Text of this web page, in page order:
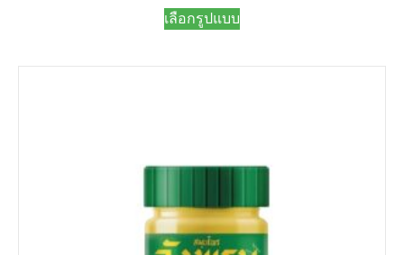
เลือกรูปแบบ